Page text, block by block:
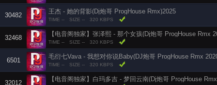
30482
王杰 - 她的背影(Dj炮哥 ProgHouse Rmx)2025
TIME -- SIZE -- 320 KBPS
32468
【电音阁独家】张泽熙 - 那个女孩(Dj炮哥 ProgHouse Rmx
TIME -- SIZE -- 320 KBPS
6501
毛衍七Vava - 我想对你说Baby(DJ炮哥 ProgHouse Rmx
TIME -- SIZE -- 320 KBPS
32012
【电音阁独家】白玛多吉 - 梦回云南(Dj炮哥 ProgHouse